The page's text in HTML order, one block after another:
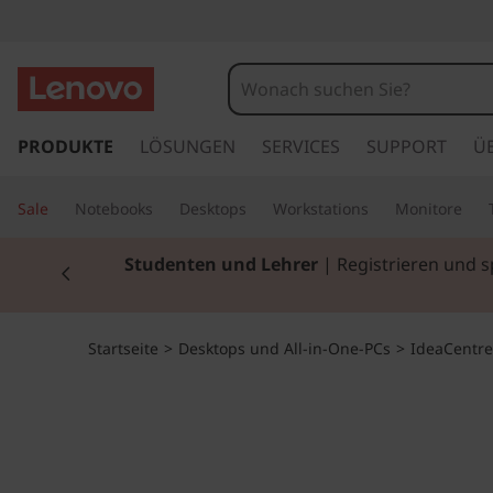
d
e
a
C
u
a
PRODUKTE LÖSUNGEN SERVICES SUPPORT
Sale Notebooks Desktops Workstations Monitore
Studenten und Lehrer | Registrieren und
Currently displaying item 2 of 3
Startseite > Desktops und All-in-One-PCs > IdeaCentre